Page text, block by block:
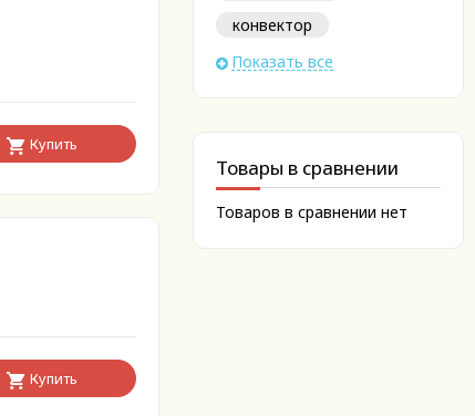
конвектор
Показать все
Товары в сравнении
Товаров в сравнении нет
Купить
Купить